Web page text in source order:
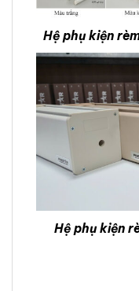
Hệ phụ kiện
Hệ phụ kiện